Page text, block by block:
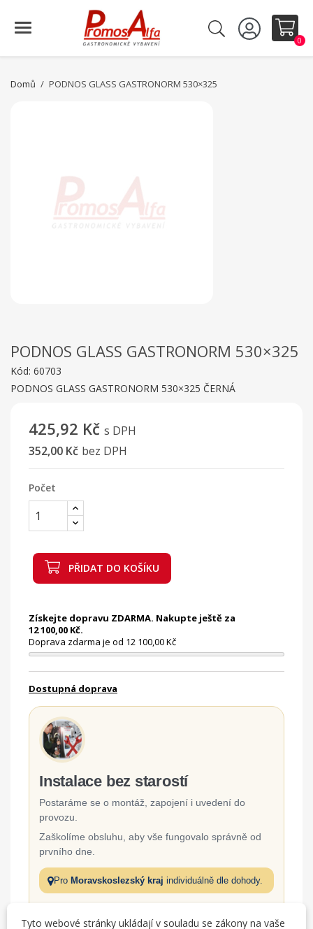
0
Domů PODNOS GLASS GASTRONORM 530×325
PODNOS GLASS GASTRONORM 530×325
Kód: 60703
PODNOS GLASS GASTRONORM 530×325 ČERNÁ
425,92 Kč s DPH
352,00 Kč bez DPH
Počet
PŘIDAT DO KOŠÍKU
Získejte dopravu ZDARMA. Nakupte ještě za
12 100,00 Kč.
Doprava zdarma je od 12 100,00 Kč
Dostupná doprava
Instalace bez starostí
Postaráme se o montáž, zapojení i uvedení do
provozu.
Zaškolíme obsluhu, aby vše fungovalo správně od
prvního dne.
Pro Moravskoslezský kraj individuálně dle dohody.
Tyto webové stránky ukládají v souladu se zákony na vaše